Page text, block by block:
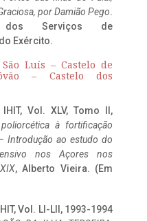
por Damião Pego.
dos Serviços de
Exército.
Luís – Castelo de
– Castelo dos
Vol. XLV, Tomo II,
à fortificação
Introdução ao estudo do
nos Açores nos
, Alberto Vieira. (Em
Vol. LI-LII, 1993-1994